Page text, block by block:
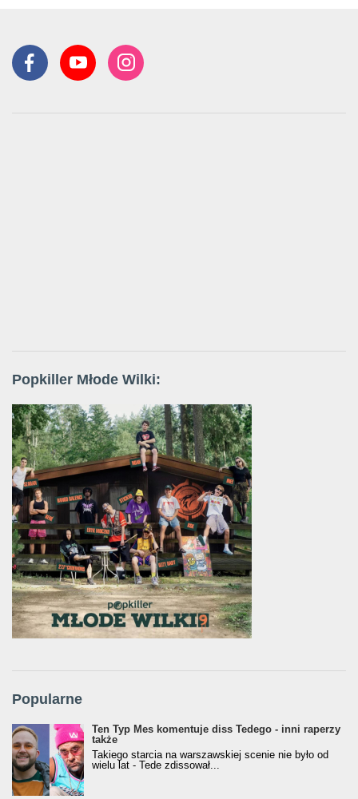
Popkiller Młode Wilki:
Popularne
Ten Typ Mes komentuje diss Tedego - inni raperzy
także
Takiego starcia na warszawskiej scenie nie było od
wielu lat - Tede zdissował...